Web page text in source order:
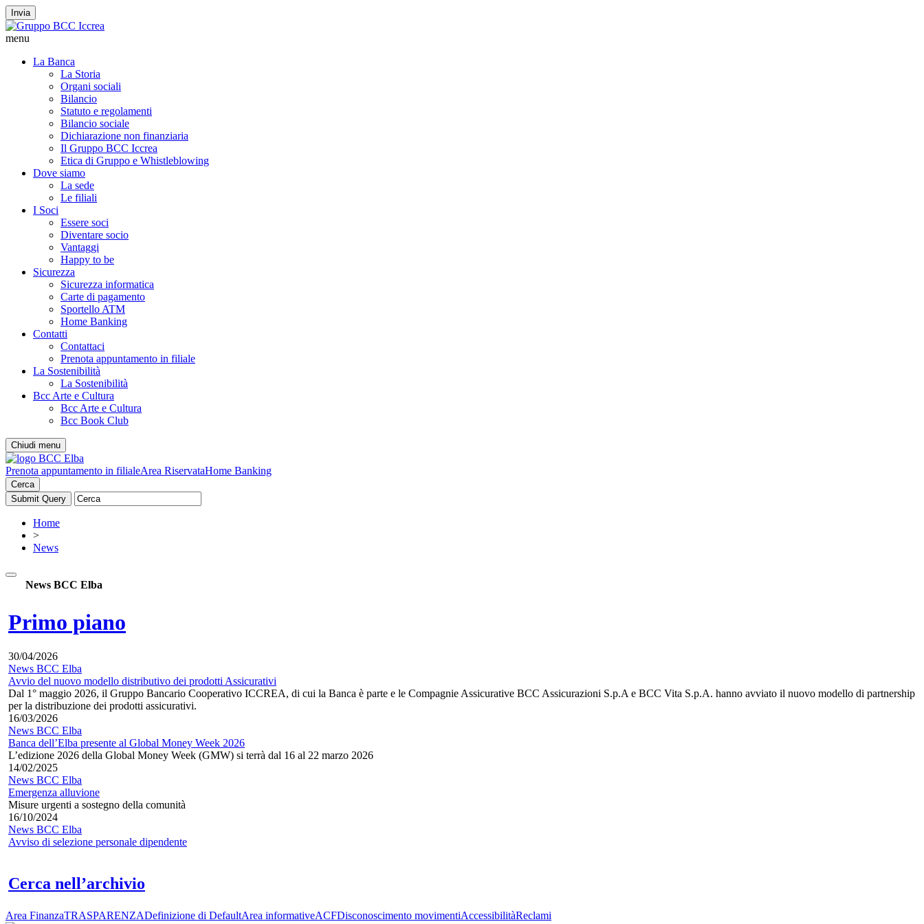
Invia
menu
La Banca
La Storia
Organi sociali
Bilancio
Statuto e regolamenti
Bilancio sociale
Dichiarazione non finanziaria
Il Gruppo BCC Iccrea
Etica di Gruppo e Whistleblowing
Dove siamo
La sede
Le filiali
I Soci
Essere soci
Diventare socio
Vantaggi
Happy to be
Sicurezza
Sicurezza informatica
Carte di pagamento
Sportello ATM
Home Banking
Contatti
Contattaci
Prenota appuntamento in filiale
La Sostenibilità
La Sostenibilità
Bcc Arte e Cultura
Bcc Arte e Cultura
Bcc Book Club
Chiudi menu
Prenota appuntamento in filialeArea RiservataHome Banking
Cerca
Home
>
News
News BCC Elba
Primo piano
30/04/2026
News BCC Elba
Avvio del nuovo modello distributivo dei prodotti Assicurativi
Dal 1° maggio 2026, il Gruppo Bancario Cooperativo ICCREA, di cui la Banca è parte e le Compagnie Assicurative BCC Assicurazioni S.p.A e BCC Vita S.p.A. hanno avviato il nuovo modello di partnership
per la distribuzione dei prodotti assicurativi.
16/03/2026
News BCC Elba
Banca dell’Elba presente al Global Money Week 2026
L’edizione 2026 della Global Money Week (GMW) si terrà dal 16 al 22 marzo 2026
14/02/2025
News BCC Elba
Emergenza alluvione
Misure urgenti a sostegno della comunità
16/10/2024
News BCC Elba
Avviso di selezione personale dipendente
Cerca nell’archivio
Area FinanzaTRASPARENZADefinizione di DefaultArea informativeACFDisconoscimento movimentiAccessibilitàReclami